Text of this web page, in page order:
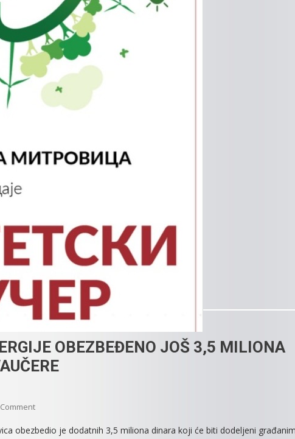
OBEZBEĐENO JOŠ 3,5 MILIONA
On
ELEKTRIČNE
obezbedio je dodatnih 3,5 miliona dinara koji će biti dodeljeni